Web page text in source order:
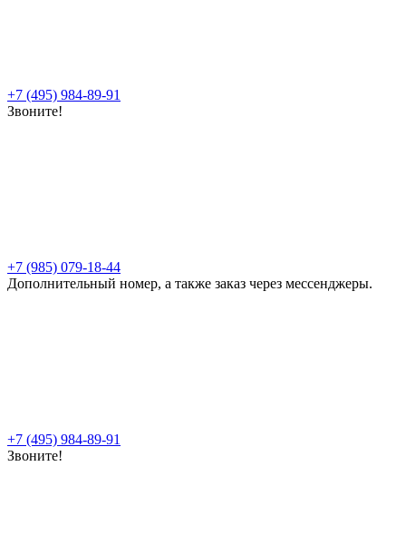
+7 (495) 984-89-91
Звоните!
+7 (985) 079-18-44
Дополнительный номер, а также заказ через мессенджеры.
+7 (495) 984-89-91
Звоните!